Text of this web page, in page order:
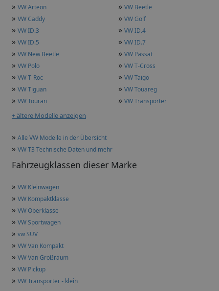
» VW Arteon » VW Beetle
» VW Caddy » VW Golf
» VW ID.3 » VW ID.4
» VW ID.5 » VW ID.7
» VW New Beetle » VW Passat
» VW Polo » VW T-Cross
» VW T-Roc » VW Taigo
» VW Tiguan » VW Touareg
» VW Touran » VW Transporter
+ ältere Modelle anzeigen
» Alle VW Modelle in der Übersicht
» VW T3 Technische Daten und mehr
Fahrzeugklassen dieser Marke
» VW Kleinwagen
» VW Kompaktklasse
» VW Oberklasse
» VW Sportwagen
» vw SUV
» VW Van Kompakt
» VW Van Großraum
» VW Pickup
» VW Transporter - klein